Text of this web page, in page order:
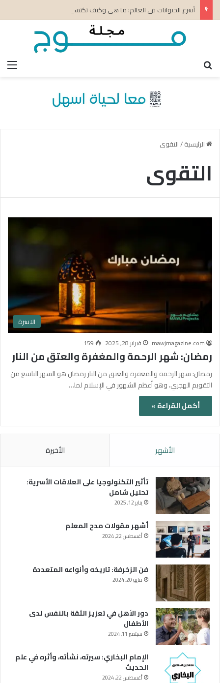
أسرع الحيوانات في العالم: ما هي وكيف تكتسب سرعتها؟
الرئيسية/التقوى
التقوى
الاسرة
mawjmagazine.com فبراير 28, 2025 159
رمضان: شهر الرحمة والمغفرة والعتق من النار
رمضان: شهر الرحمة والمغفرة والعتق من النار رمضان هو الشهر التاسع من
التقويم الهجري، وهو أعظم الشهور في الإسلام لما…
أكمل القراءة »
الأشهر الأخيرة
تأثير التكنولوجيا على العلاقات الأسرية:
تحليل شامل
يناير 12, 2025
أشهر مقولات مدح المعلم
أغسطس 22, 2024
فن الزخرفة: تاريخه وأنواعه المتعددة
مايو 20, 2024
دور الأهل في تعزيز الثقة بالنفس لدى
الأطفال
سبتمبر 11, 2024
الإمام البخاري: سيرته، نشأته، وأثره في علم
الحديث
أغسطس 22, 2024